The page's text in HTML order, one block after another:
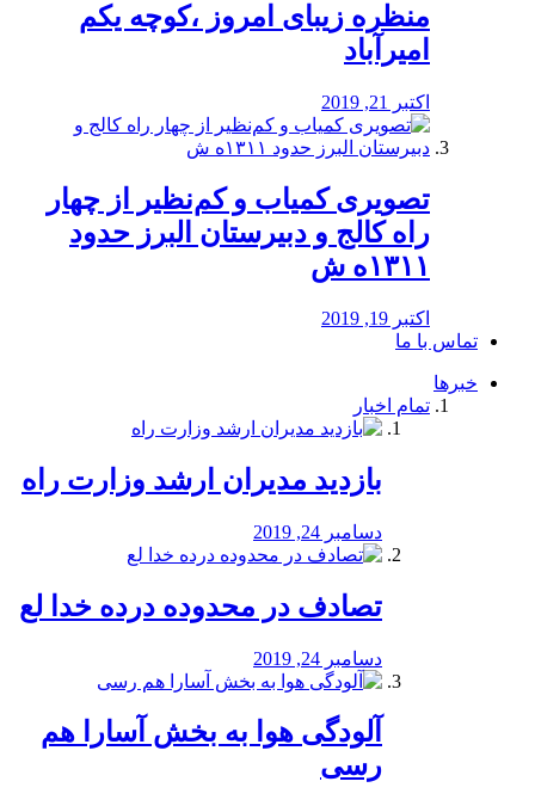
منظره‌‌ زیبای امروز ،کوچه یکم
امیرآباد
اکتبر 21, 2019
️تصویری کمیاب و کم‌نظیر از چهار
راه كالج و دبيرستان البرز حدود
۱۳۱۱ه ش
اکتبر 19, 2019
تماس با ما
خبرها
تمام اخبار
بازدید مدیران ارشد وزارت راه
دسامبر 24, 2019
تصادف در محدوده درده خدا لع
دسامبر 24, 2019
آلودگی هوا به بخش آسارا هم
رسی